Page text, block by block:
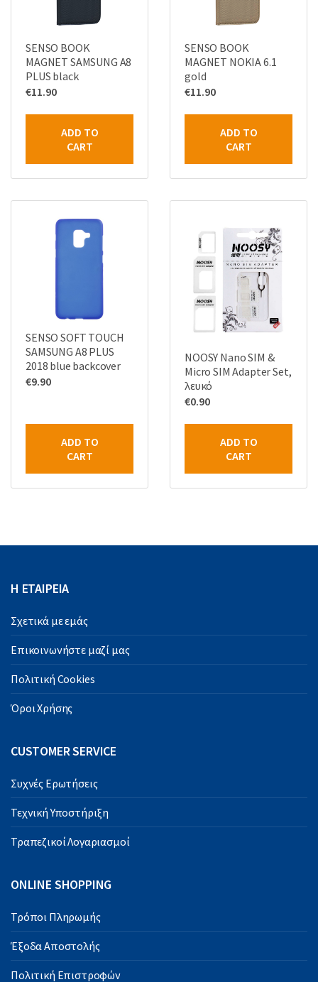
SENSO BOOK
MAGNET SAMSUNG A8
PLUS black
€11.90
ADD TO
CART
SENSO BOOK
MAGNET NOKIA 6.1
gold
€11.90
ADD TO
CART
SENSO SOFT TOUCH
SAMSUNG A8 PLUS
2018 blue backcover
€9.90
ADD TO
CART
NOOSY Nano SIM &
Micro SIM Adapter Set,
λευκό
€0.90
ADD TO
CART
Η ΕΤΑΙΡΕΙΑ
Σχετικά με εμάς
Επικοινωνήστε μαζί μας
Πολιτική Cookies
Όροι Χρήσης
CUSTOMER SERVICE
Συχνές Ερωτήσεις
Τεχνική Υποστήριξη
Τραπεζικοί Λογαριασμοί
ONLINE SHOPPING
Τρόποι Πληρωμής
Έξοδα Αποστολής
Πολιτική Επιστροφών